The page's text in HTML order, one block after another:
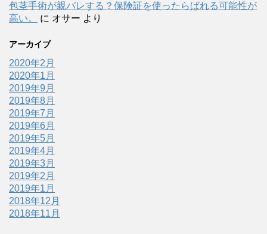
包茎手術が親バレする？保険証を使ったらばれる可能性が
高い。
に オサー より
アーカイブ
2020年2月
2020年1月
2019年9月
2019年8月
2019年7月
2019年6月
2019年5月
2019年4月
2019年3月
2019年2月
2019年1月
2018年12月
2018年11月